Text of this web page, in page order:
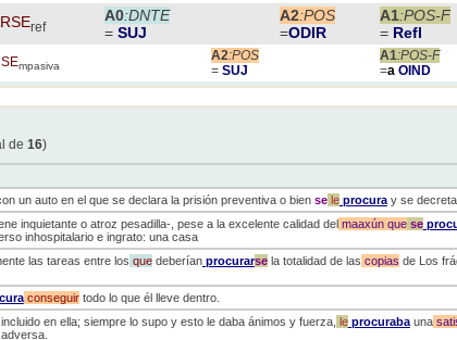
ref
A0:DNTE
= SUJ
A2:POS
=ODIR
A1:POS-F
= Refl
mpasiva
A2:POS
= SUJ
A1:POS-F
=aOIND
de 16)
un auto en el que se declara la prisión preventiva o bienseleprocuray se
inquietante o atroz pesadilla-, pese a la excelente calidad delmaaxúnquese
inhospitalario e ingrato: una casa
las tareas entre los quedeberíanprocurarsela totalidad de las copias de Los
conseguirtodo lo que él lleve dentro.
en ella; siempre lo supo y esto le daba ánimos y fuerza, leprocurabauna